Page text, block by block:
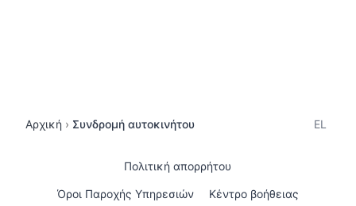
Αρχική Συνδρομή αυτοκινήτου EL
Πολιτική απορρήτου
Όροι Παροχής Υπηρεσιών Κέντρο βοήθειας